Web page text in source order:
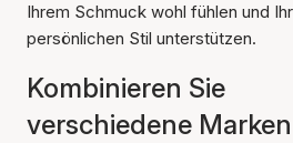
Ihrem Schmuck wohl fühlen und
persönlichen Stil unterstützen.
Kombinieren Sie
verschiedene Marken